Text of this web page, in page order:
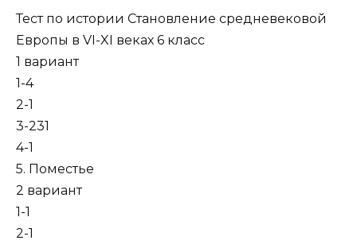
Тест по истории Становление средневековой
Европы в VI-XI веках 6 класс
1 вариант
1-4
2-1
3-231
4-1
5. Поместье
2 вариант
1-1
2-1